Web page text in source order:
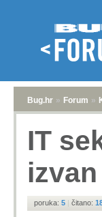
Bug.hr » Forum »
IT
poruka: 5 | čitano: